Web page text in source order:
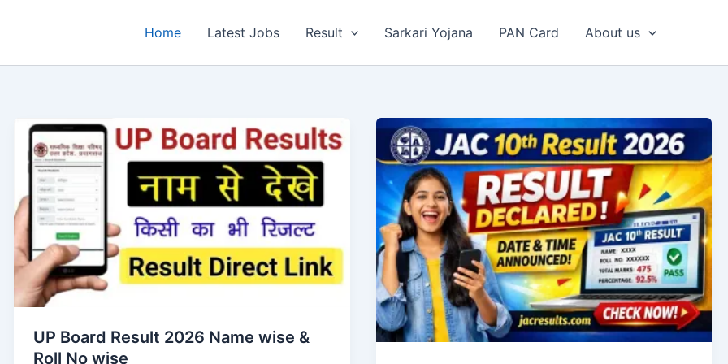
Home Latest Jobs Result Sarkari Yojana PAN Card About us
UP Board Result 2026 Name wise &
Roll No wise